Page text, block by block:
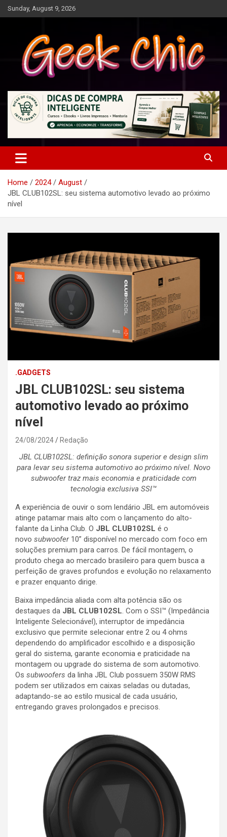
Skip
to
Sunday, August 9, 2026
Geek Chic
Home 2024
August
JBL CLUB102SL: seu sistema automotivo levado ao próximo
nível
.GADGETS
JBL CLUB102SL: seu sistema
automotivo levado ao próximo
nível
24/08/2024 Redação
JBL CLUB102SL: definição sonora superior e design slim
para levar seu sistema automotivo ao próximo nível. Novo
subwoofer traz mais economia e praticidade com
tecnologia exclusiva SSI™
A experiência de ouvir o som lendário JBL em automóveis
atinge patamar mais alto com o lançamento do alto-
falante da Linha Club. O JBL CLUB102SL é o
novo subwoofer10” disponível no mercado com foco em
soluções premium para carros. De fácil montagem, o
produto chega ao mercado brasileiro para quem busca a
perfeição de graves profundos e evolução no relaxamento
e prazer enquanto dirige.
Baixa impedância aliada com alta potência são os
destaques da JBL CLUB102SL. Com o SSI™ (Impedância
Inteligente Selecionável), interruptor de impedância
exclusivo que permite selecionar entre 2 ou 4 ohms
dependendo do amplificador escolhido e a disposição
geral do sistema, garante economia e praticidade na
montagem ou upgrade do sistema de som automotivo.
Os subwoofers da linha JBL Club possuem 350W RMS
podem ser utilizados em caixas seladas ou dutadas,
adaptando-se ao estilo musical de cada usuário,
entregando graves prolongados e precisos.